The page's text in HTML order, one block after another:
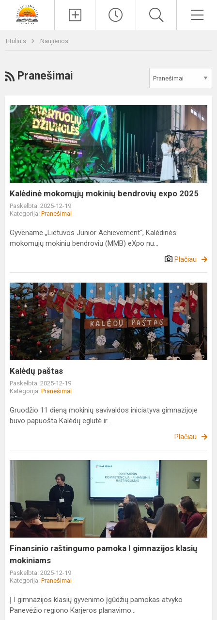
Titulinis Naujienos
RSS
Pranešimai
Kalėdinė
mokomųjų
mokinių
bendrovių
expo
2025
Kalėdinė mokomųjų mokinių bendrovių expo 2025
Paskelbta: 2025-12-19
Kategorija: Pranešimai
Gyvename „Lietuvos Junior Achievement“, Kalėdinės
mokomųjų mokinių bendrovių (MMB) eXpo nu...
Plačiau
Kalėdų
paštas
Kalėdų paštas
Paskelbta: 2025-12-19
Kategorija: Pranešimai
Gruodžio 11 dieną mokinių savivaldos iniciatyva gimnazijoje
buvo papuošta Kalėdų eglutė ir...
Plačiau
raštingumo
I
gimnazijos
klasių
mokiniams
Finansinio raštingumo pamoka I gimnazijos klasių
mokiniams
Paskelbta: 2025-12-19
Kategorija: Pranešimai
Į I gimnazijos klasių gyvenimo įgūdžių pamokas atvyko
Panevėžio regiono Karjeros planavimo...